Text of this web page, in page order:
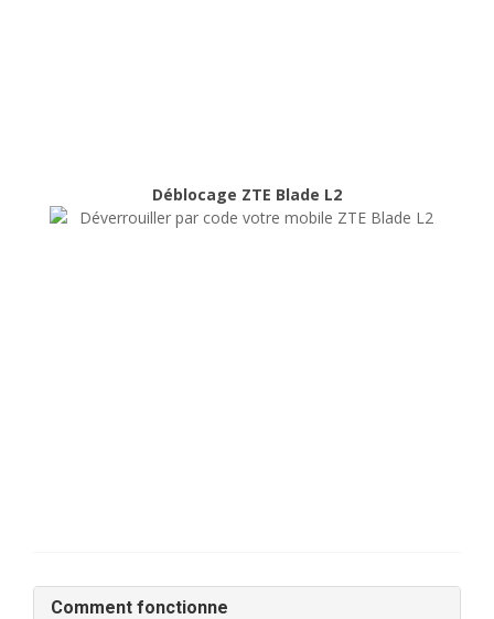
Déblocage ZTE Blade L2
Comment fonctionne